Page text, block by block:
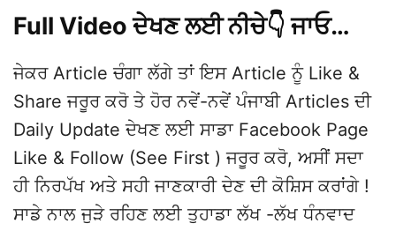
Full Video ਦੇਖਣ ਲਈ ਨੀਚੇ👇 ਜਾਓ…
ਜੇਕਰ Article ਚੰਗਾ ਲੱਗੇ ਤਾਂ ਇਸ Article ਨੂੰ Like &
Share ਜਰੂਰ ਕਰੋ ਤੇ ਹੋਰ ਨਵੇਂ-ਨਵੇਂ ਪੰਜਾਬੀ Articles ਦੀ
Daily Update ਦੇਖਣ ਲਈ ਸਾਡਾ Facebook Page
Like & Follow (See First ) ਜਰੂਰ ਕਰੋ, ਅਸੀਂ ਸਦਾ
ਹੀ ਨਿਰਪੱਖ ਅਤੇ ਸਹੀ ਜਾਣਕਾਰੀ ਦੇਣ ਦੀ ਕੋਸ਼ਿਸ ਕਰਾਂਗੇ !
ਸਾਡੇ ਨਾਲ ਜੁੜੇ ਰਹਿਣ ਲਈ ਤੁਹਾਡਾ ਲੱਖ -ਲੱਖ ਧੰਨਵਾਦ